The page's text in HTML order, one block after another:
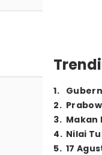
1.
2.
3. Makan
4. Nilai
5. 17